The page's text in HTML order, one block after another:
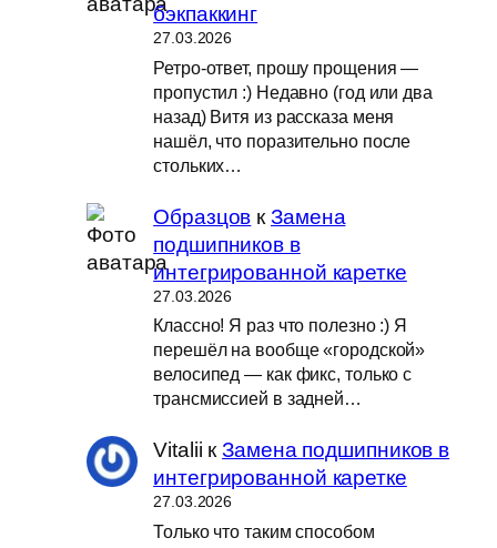
бэкпаккинг
27.03.2026
Ретро-ответ, прошу прощения —
пропустил :) Недавно (год или два
назад) Витя из рассказа меня
нашёл, что поразительно после
стольких…
Образцов кЗамена
подшипников в
интегрированной каретке
27.03.2026
Классно! Я раз что полезно :) Я
перешёл на вообще «городской»
велосипед — как фикс, только с
трансмиссией в задней…
Vitalii кЗамена подшипников в
интегрированной каретке
27.03.2026
Только что таким способом